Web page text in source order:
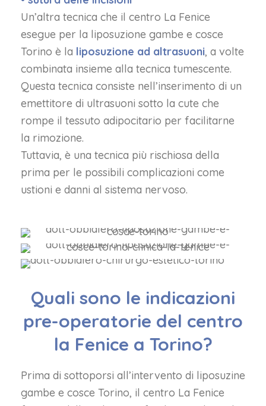
Un’altra tecnica che il centro La Fenice
esegue per la liposuzione gambe e cosce
Torino è la liposuzione ad altrasuoni, a volte
combinata insieme alla tecnica tumescente.
Questa tecnica consiste nell’inserimento di un
emettitore di ultrasuoni sotto la cute che
rompe il tessuto adipocitario per facilitarne
la rimozione.
Tuttavia, è una tecnica più rischiosa della
prima per le possibili complicazioni come
ustioni e danni al sistema nervoso.
Quali sono le indicazioni
pre-operatorie del centro
la Fenice a Torino?
Prima di sottoporsi all’intervento di liposuzine
gambe e cosce Torino, il centro La Fenice